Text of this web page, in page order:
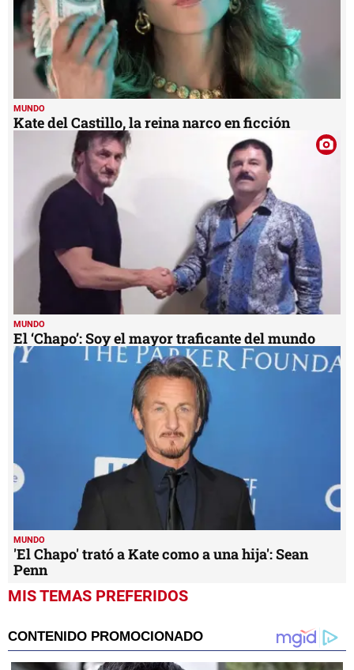
MUNDO
Kate del Castillo, la reina narco en ficción
MUNDO
El ‘Chapo’: Soy el mayor traficante del mundo
MUNDO
'El Chapo' trató a Kate como a una hija': Sean
Penn
MIS TEMAS PREFERIDOS